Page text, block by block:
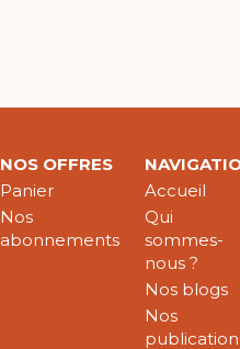
NOS OFFRES
Panier
Nos
abonnements
Accueil
Qui
sommes-
nous ?
Nos blogs
Nos